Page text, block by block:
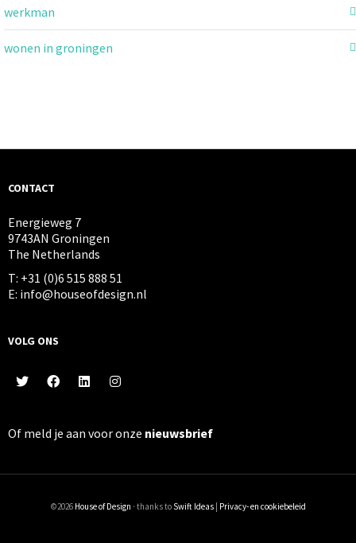
werkman
wonen in groningen
CONTACT
Energieweg 7
9743AN Groningen
The Netherlands
T: +31 (0)6 515 888 51
E: info@houseofdesign.nl
VOLG ONS
Of meld je aan voor onze nieuwsbrief
©2026 House of Design · thanks to Swift Ideas| Privacy- en cookiebeleid